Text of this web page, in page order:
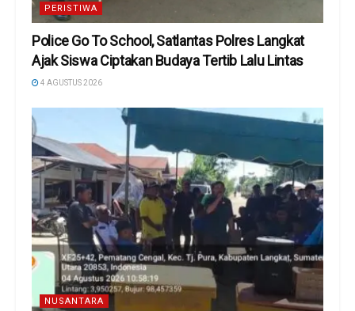
PERISTIWA
Police Go To School, Satlantas Polres Langkat
Ajak Siswa Ciptakan Budaya Tertib Lalu Lintas
4 AGUSTUS 2026
NUSANTARA